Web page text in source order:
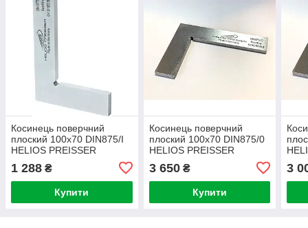
Косинець поверчний
плоский 100х70 DIN875/I
HELIOS PREISSER
1 288 ₴
Купити
Косинець поверчний
плоский 100х70 DIN875/0
HELIOS PREISSER
3 650₴
Купити
3